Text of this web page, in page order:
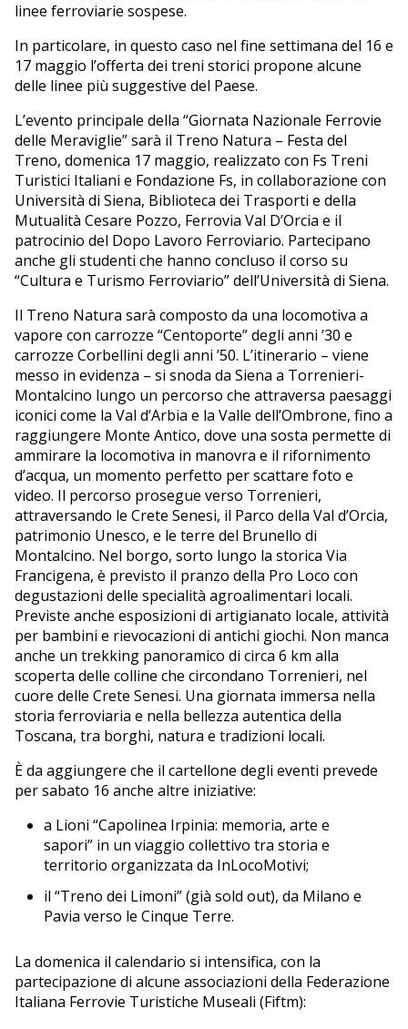
linee ferroviarie sospese.
In particolare, in questo caso nel fine settimana del 16 e
17 maggio l’offerta dei treni storici propone alcune
delle linee più suggestive del Paese.
L’evento principale della “Giornata Nazionale Ferrovie
delle Meraviglie” sarà il Treno Natura – Festa del
Treno, domenica 17 maggio, realizzato con Fs Treni
Turistici Italiani e Fondazione Fs, in collaborazione con
Università di Siena, Biblioteca dei Trasporti e della
Mutualità Cesare Pozzo, Ferrovia Val D’Orcia e il
patrocinio del Dopo Lavoro Ferroviario. Partecipano
anche gli studenti che hanno concluso il corso su
“Cultura e Turismo Ferroviario” dell’Università di Siena.
Il Treno Natura sarà composto da una locomotiva a
vapore con carrozze “Centoporte” degli anni ’30 e
carrozze Corbellini degli anni ’50. L’itinerario – viene
messo in evidenza – si snoda da Siena a Torrenieri-
Montalcino lungo un percorso che attraversa paesaggi
iconici come la Val d’Arbia e la Valle dell’Ombrone, fino a
raggiungere Monte Antico, dove una sosta permette di
ammirare la locomotiva in manovra e il rifornimento
d’acqua, un momento perfetto per scattare foto e
video. Il percorso prosegue verso Torrenieri,
attraversando le Crete Senesi, il Parco della Val d’Orcia,
patrimonio Unesco, e le terre del Brunello di
Montalcino. Nel borgo, sorto lungo la storica Via
Francigena, è previsto il pranzo della Pro Loco con
degustazioni delle specialità agroalimentari locali.
Previste anche esposizioni di artigianato locale, attività
per bambini e rievocazioni di antichi giochi. Non manca
anche un trekking panoramico di circa 6 km alla
scoperta delle colline che circondano Torrenieri, nel
cuore delle Crete Senesi. Una giornata immersa nella
storia ferroviaria e nella bellezza autentica della
Toscana, tra borghi, natura e tradizioni locali.
È da aggiungere che il cartellone degli eventi prevede
per sabato 16 anche altre iniziative:
a Lioni “Capolinea Irpinia: memoria, arte e
sapori” in un viaggio collettivo tra storia e
territorio organizzata da InLocoMotivi;
il “Treno dei Limoni” (già sold out), da Milano e
Pavia verso le Cinque Terre.
La domenica il calendario si intensifica, con la
partecipazione di alcune associazioni della Federazione
Italiana Ferrovie Turistiche Museali (Fiftm):